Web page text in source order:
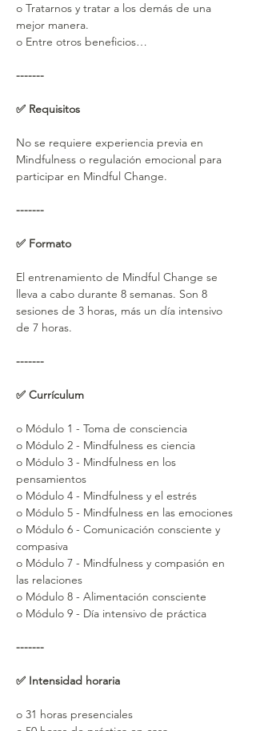
o Tratarnos y tratar a los demás de una
mejor manera.
o Entre otros beneficios…
-------
✅ Requisitos
No se requiere experiencia previa en
Mindfulness o regulación emocional para
participar en Mindful Change.
-------
✅ Formato
El entrenamiento de Mindful Change se
lleva a cabo durante 8 semanas. Son 8
sesiones de 3 horas, más un día intensivo
de 7 horas.
-------
✅ Currículum
o Módulo 1 - Toma de consciencia
o Módulo 2 - Mindfulness es ciencia
o Módulo 3 - Mindfulness en los
pensamientos
o Módulo 4 - Mindfulness y el estrés
o Módulo 5 - Mindfulness en las emociones
o Módulo 6 - Comunicación consciente y
compasiva
o Módulo 7 - Mindfulness y compasión en
las relaciones
o Módulo 8 - Alimentación consciente
o Módulo 9 - Día intensivo de práctica
-------
✅ Intensidad horaria
o 31 horas presenciales